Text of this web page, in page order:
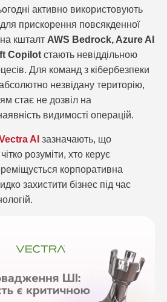
активно використовують
прискорення повсякденної
кшталт AWS Bedrock, Azure AI
Copilot стають невіддільною
Для команд з кібербезпеки
незвідану територію,
стає не дозвіл на
видимості операцій.
AI зазначають, що
розуміти, хто керує
корпоративна
захистити бізнес під час